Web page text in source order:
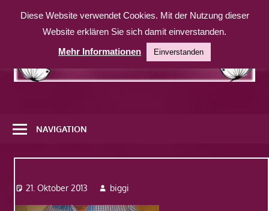
Inhalt
weitere
Website
NAVIGATION
21. Oktober 2013 biggi
Diese Website verwendet Cookies. Mit der Nutzung dieser
Website erklären Sie sich damit einverstanden.
Mehr Informationen
Einverstanden